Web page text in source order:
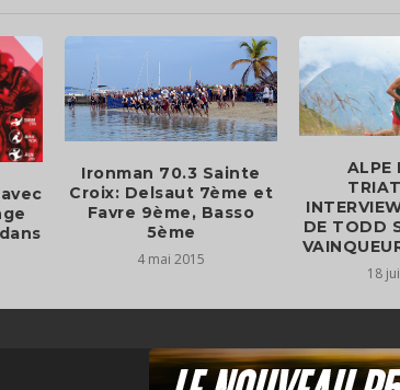
Ironman 70.3 Sainte
Croix: Delsaut 7ème et
Favre 9ème, Basso
5ème
4 mai 2015
ALPE
DE TODD
18